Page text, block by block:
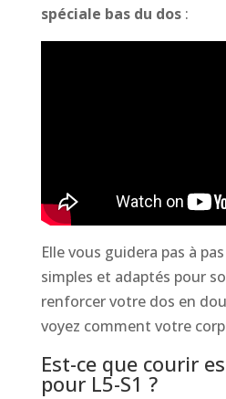
spéciale bas du dos:
Elle vous guidera pas à
simples et adaptés pour
renforcer votre dos en
voyez comment votre
Est-ce que courir
pour L5-S1 ?